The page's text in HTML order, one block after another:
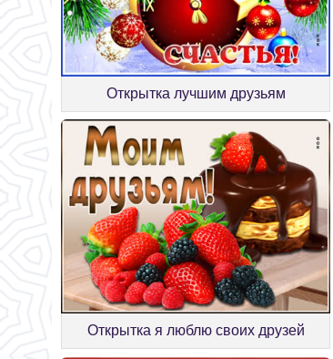
Открытка лучшим друзьям
Открытка я люблю своих друзей